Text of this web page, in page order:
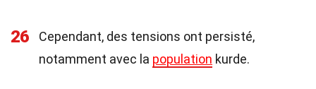
26
Cependant, des tensions ont persisté,
notamment avec la population kurde.